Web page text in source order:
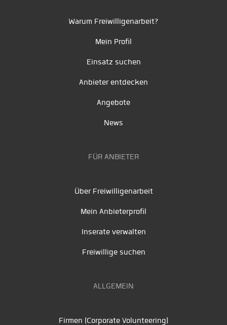
Warum Freiwilligenarbeit?
Mein Profil
Einsatz suchen
Anbieter entdecken
Angebote
News
FÜR ANBIETER
Über Freiwilligenarbeit
Mein Anbieterprofil
Inserate verwalten
Freiwillige suchen
ALLGEMEIN
Firmen (Corporate Volunteering)